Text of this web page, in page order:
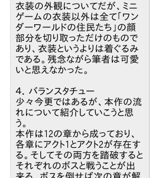
衣装の外観についてだが、ミニ
ゲームの衣装以外は全て「ワン
ダーワールドの住民たち」の顔
部分を切り取っただけのもので
あり、衣装というよりは着ぐるみ
である。残念ながら筆者は可愛
いと思えなかった。
４．バランスタチュー
少々今更ではあるが、本作の流
れについて紹介していこうと思
う。
本作は12の章から成っており、
各章にアクト1とアクト2が存在す
る。そしてその両方を踏破すると
それぞれのボスと戦うことが出